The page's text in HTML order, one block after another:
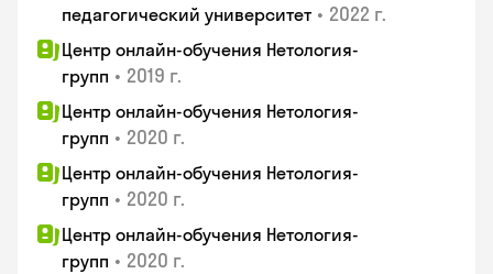
педагогический университет • 2022 г.
Центр онлайн-обучения Нетология-
групп • 2019 г.
Центр онлайн-обучения Нетология-
групп • 2020 г.
Центр онлайн-обучения Нетология-
групп • 2020 г.
Центр онлайн-обучения Нетология-
групп • 2020 г.